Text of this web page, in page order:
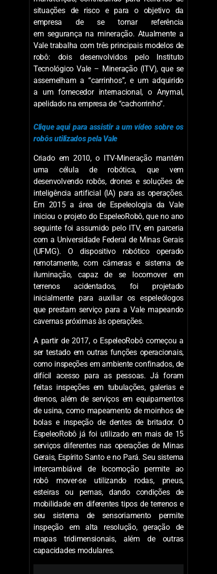
situações de risco e para o objetivo da
empresa de se tornar referência
em segurança na mineração. Atualmente a
Vale trabalha com três principais modelos de
robô: dois desenvolvidos pelo Instituto
Tecnológico Vale – Mineração (ITV), que se
assemelham a “carrinhos”, e um adquirido
a um fornecedor internacional, o Anymal,
apelidado na empresa de “cachorrinho”.
Clique aqui para assistir a um vídeo sobre os
robôs utilizados pela Vale
Criado em 2010, o ITV-Mineração mantém
uma célula de robótica, que vem
desenvolvendo robôs, drones e soluções de
inteligência artificial (IA) para as operações.
Em 2015 a área de Espeleologia da Vale
iniciou o projeto do EspeleoRobô, que no ano
seguinte foi assumido pelo ITV, em parceria
com a Universidade Federal de Minas Gerais
(UFMG). O dispositivo robótico operado
remotamente, com câmeras e sistema de
iluminação, capaz de se locomover em
terrenos acidentados, foi projetado
inicialmente para auxiliar os espeleólogos
que prestam serviço para a Vale mapeando
cavernas próximas às operações.
A partir de 2017, o EspeleoRobô começou a
ser testado em outras funções operacionais,
como inspeções em ambiente confinados, de
difícil acesso para as pessoas. Já foram
feitas inspeções em tubulações, galerias e
drenos, além de serviços em equipamentos
de usina, como mapeamento de moinhos de
bolas e inspeção de dentes de britador. O
EspeleoRobô já foi utilizado em mais de 15
serviços diferentes nas operações de Minas
Gerais, Espírito Santo e no Pará. Seu sistema
intercambiável de locomoção permite ao
robô mover-se utilizando rodas, pneus,
esteiras ou pernas, dando condições de
mobilidade em diferentes tipos de terrenos e
seu sistema de sensoriamento permite
inspeção em alta resolução, geração de
mapas tridimensionais, além de outras
capacidades modulares.